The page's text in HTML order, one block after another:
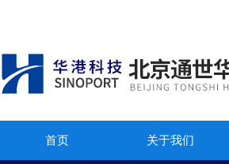
首页 关于我们